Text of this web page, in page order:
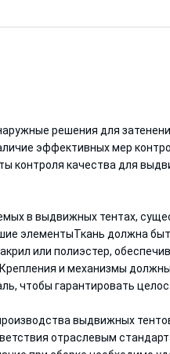
решения для
эффективных мер
контроля качества для
в выдвижных тентах,
элементыТкань должна
или полиэстер,
и механизмы
чтобы гарантировать
выдвижных
отраслевым